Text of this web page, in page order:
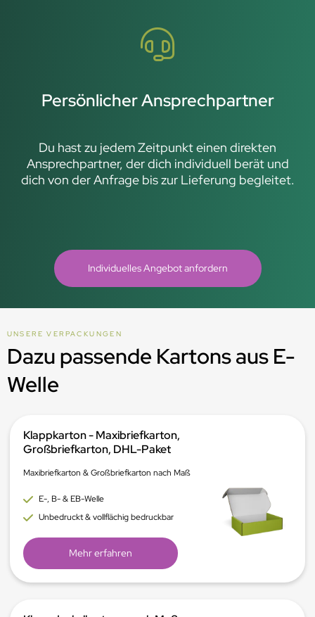
Persönlicher Ansprechpartner
Du hast zu jedem Zeitpunkt einen direkten
Ansprechpartner, der dich individuell berät und
dich von der Anfrage bis zur Lieferung begleitet.
Individuelles Angebot anfordern
UNSERE VERPACKUNGEN
Dazu passende Kartons aus E-
Welle
Klappkarton - Maxibriefkarton,
Großbriefkarton, DHL-Paket
Maxibriefkarton & Großbriefkarton nach Maß
E-, B- & EB-Welle
Unbedruckt & vollflächig bedruckbar
Mehr erfahren